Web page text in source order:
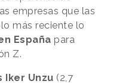
empresas que las
más reciente lo
España para
Z.
Unzu (2,7